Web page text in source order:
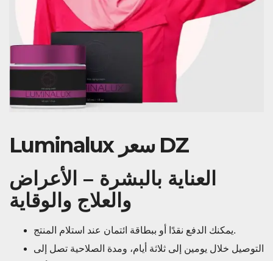
Luminalux سعر DZ
العناية بالبشرة – الأعراض
والعلاج والوقاية
يمكنك الدفع نقدًا أو ببطاقة ائتمان عند استلام المنتج.
التوصيل خلال يومين إلى ثلاثة أيام، ومدة الصلاحية تصل إلى